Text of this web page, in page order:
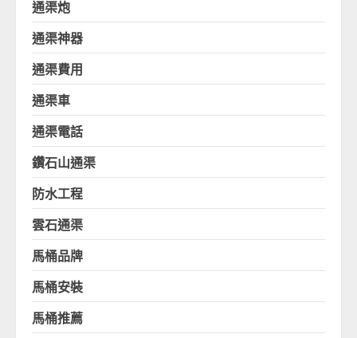
通渠炮
通渠神器
通渠費用
通渠車
通渠電話
鑽石山通渠
防水工程
雲石通渠
馬桶品牌
馬桶安裝
馬桶推薦